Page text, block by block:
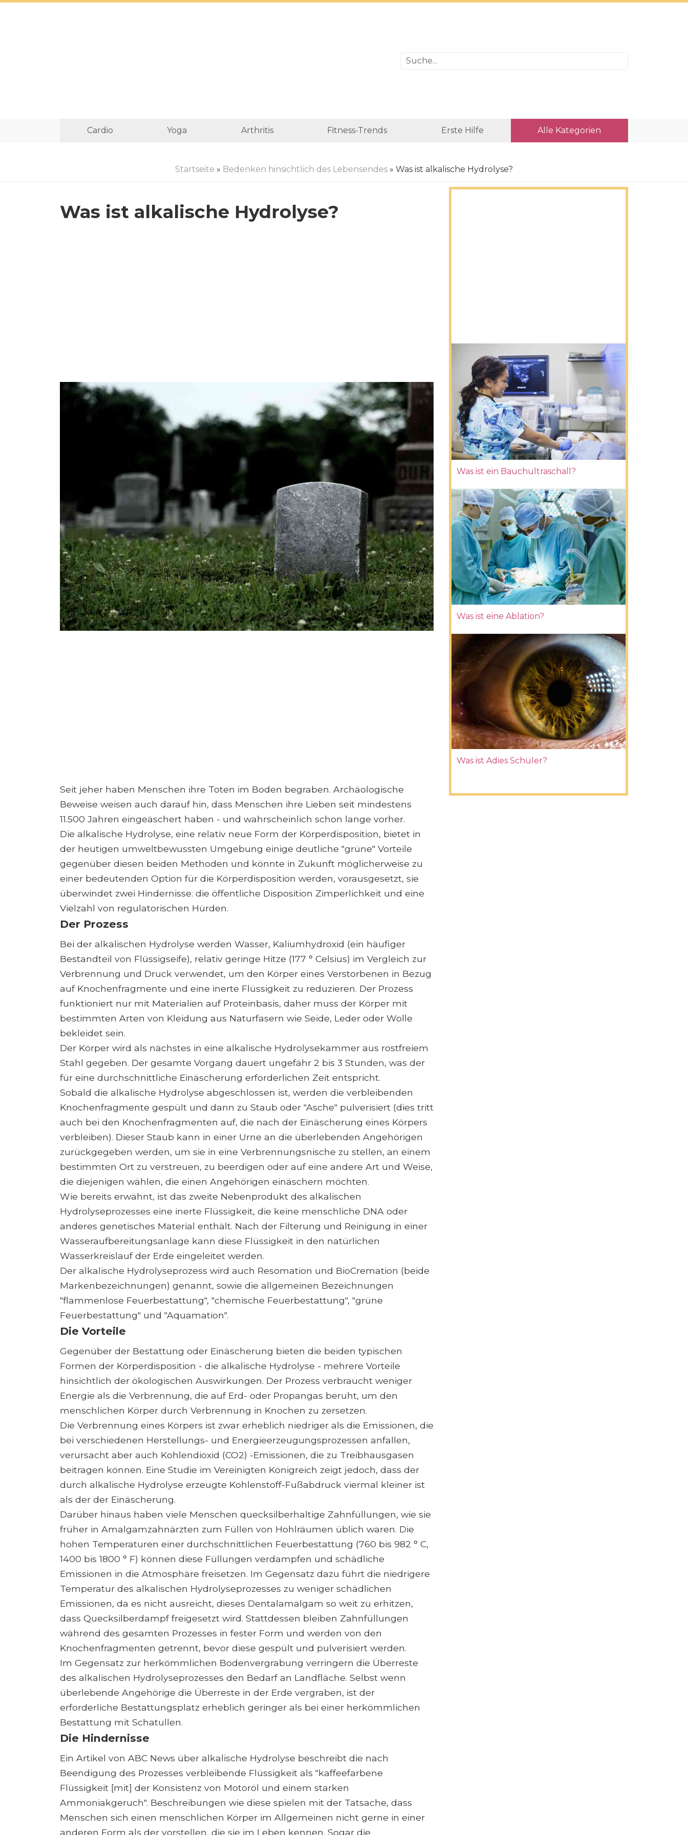
Cardio Yoga Arthritis Fitness-Trends Erste Hilfe Alle Kategorien
Startseite » Bedenken hinsichtlich des Lebensendes » Was ist alkalische Hydrolyse?
Was ist alkalische Hydrolyse?
Seit jeher haben Menschen ihre Toten im Boden begraben. Archäologische
Beweise weisen auch darauf hin, dass Menschen ihre Lieben seit mindestens
11.500 Jahren eingeäschert haben - und wahrscheinlich schon lange vorher.
Die alkalische Hydrolyse, eine relativ neue Form der Körperdisposition, bietet in
der heutigen umweltbewussten Umgebung einige deutliche "grüne" Vorteile
gegenüber diesen beiden Methoden und könnte in Zukunft möglicherweise zu
einer bedeutenden Option für die Körperdisposition werden, vorausgesetzt, sie
überwindet zwei Hindernisse: die öffentliche Disposition Zimperlichkeit und eine
Vielzahl von regulatorischen Hürden.
Der Prozess
Bei der alkalischen Hydrolyse werden Wasser, Kaliumhydroxid (ein häufiger
Bestandteil von Flüssigseife), relativ geringe Hitze (177 ° Celsius) im Vergleich zur
Verbrennung und Druck verwendet, um den Körper eines Verstorbenen in Bezug
auf Knochenfragmente und eine inerte Flüssigkeit zu reduzieren. Der Prozess
funktioniert nur mit Materialien auf Proteinbasis, daher muss der Körper mit
bestimmten Arten von Kleidung aus Naturfasern wie Seide, Leder oder Wolle
bekleidet sein.
Der Körper wird als nächstes in eine alkalische Hydrolysekammer aus rostfreiem
Stahl gegeben. Der gesamte Vorgang dauert ungefähr 2 bis 3 Stunden, was der
für eine durchschnittliche Einäscherung erforderlichen Zeit entspricht.
Sobald die alkalische Hydrolyse abgeschlossen ist, werden die verbleibenden
Knochenfragmente gespült und dann zu Staub oder "Asche" pulverisiert (dies tritt
auch bei den Knochenfragmenten auf, die nach der Einäscherung eines Körpers
verbleiben). Dieser Staub kann in einer Urne an die überlebenden Angehörigen
zurückgegeben werden, um sie in eine Verbrennungsnische zu stellen, an einem
bestimmten Ort zu verstreuen, zu beerdigen oder auf eine andere Art und Weise,
die diejenigen wählen, die einen Angehörigen einäschern möchten.
Wie bereits erwähnt, ist das zweite Nebenprodukt des alkalischen
Hydrolyseprozesses eine inerte Flüssigkeit, die keine menschliche DNA oder
anderes genetisches Material enthält. Nach der Filterung und Reinigung in einer
Wasseraufbereitungsanlage kann diese Flüssigkeit in den natürlichen
Wasserkreislauf der Erde eingeleitet werden.
Der alkalische Hydrolyseprozess wird auch Resomation und BioCremation (beide
Markenbezeichnungen) genannt, sowie die allgemeinen Bezeichnungen
"flammenlose Feuerbestattung", "chemische Feuerbestattung", "grüne
Feuerbestattung" und "Aquamation".
Die Vorteile
Gegenüber der Bestattung oder Einäscherung bieten die beiden typischen
Formen der Körperdisposition - die alkalische Hydrolyse - mehrere Vorteile
hinsichtlich der ökologischen Auswirkungen. Der Prozess verbraucht weniger
Energie als die Verbrennung, die auf Erd- oder Propangas beruht, um den
menschlichen Körper durch Verbrennung in Knochen zu zersetzen.
Die Verbrennung eines Körpers ist zwar erheblich niedriger als die Emissionen, die
bei verschiedenen Herstellungs- und Energieerzeugungsprozessen anfallen,
verursacht aber auch Kohlendioxid (CO2) -Emissionen, die zu Treibhausgasen
beitragen können. Eine Studie im Vereinigten Königreich zeigt jedoch, dass der
durch alkalische Hydrolyse erzeugte Kohlenstoff-Fußabdruck viermal kleiner ist
als der der Einäscherung.
Darüber hinaus haben viele Menschen quecksilberhaltige Zahnfüllungen, wie sie
früher in Amalgamzahnärzten zum Füllen von Hohlräumen üblich waren. Die
hohen Temperaturen einer durchschnittlichen Feuerbestattung (760 bis 982 ° C,
1400 bis 1800 ° F) können diese Füllungen verdampfen und schädliche
Emissionen in die Atmosphäre freisetzen. Im Gegensatz dazu führt die niedrigere
Temperatur des alkalischen Hydrolyseprozesses zu weniger schädlichen
Emissionen, da es nicht ausreicht, dieses Dentalamalgam so weit zu erhitzen,
dass Quecksilberdampf freigesetzt wird. Stattdessen bleiben Zahnfüllungen
während des gesamten Prozesses in fester Form und werden von den
Knochenfragmenten getrennt, bevor diese gespült und pulverisiert werden.
Im Gegensatz zur herkömmlichen Bodenvergrabung verringern die Überreste
des alkalischen Hydrolyseprozesses den Bedarf an Landfläche. Selbst wenn
überlebende Angehörige die Überreste in der Erde vergraben, ist der
erforderliche Bestattungsplatz erheblich geringer als bei einer herkömmlichen
Bestattung mit Schatullen.
Die Hindernisse
Ein Artikel von ABC News über alkalische Hydrolyse beschreibt die nach
Beendigung des Prozesses verbleibende Flüssigkeit als "kaffeefarbene
Flüssigkeit [mit] der Konsistenz von Motoröl und einem starken
Ammoniakgeruch". Beschreibungen wie diese spielen mit der Tatsache, dass
Menschen sich einen menschlichen Körper im Allgemeinen nicht gerne in einer
anderen Form als der vorstellen, die sie im Leben kennen. Sogar die
Was ist ein Bauchultraschall?
Was ist eine Ablation?
Was ist Adies Schüler?